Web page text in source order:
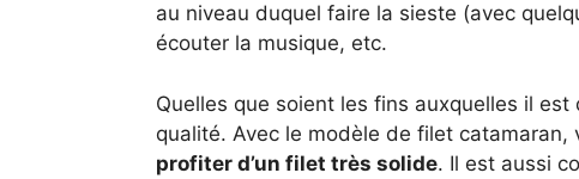
au niveau duquel faire la sieste (avec
écouter la musique, etc.
Quelles que soient les fins auxquelles il
qualité. Avec le modèle de filet
profiter d’un filet très solide. Il est aussi